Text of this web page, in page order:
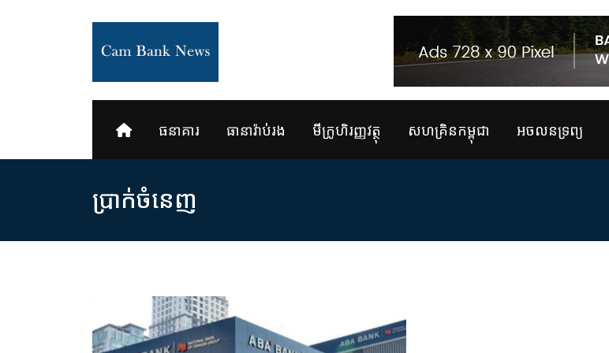
ធនាគារ ធានារ៉ាប់រង មីក្រូហិរញ្ញវត្ថុ សហគ្រិនកម្ពុជា អចលនទ្រព្យ
ប្រាក់​ចំនេញ